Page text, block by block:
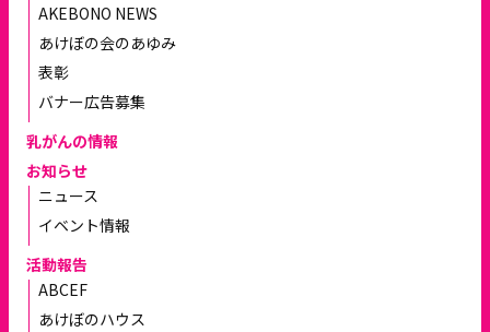
AKEBONO NEWS
あけぼの会のあゆみ
表彰
バナー広告募集
乳がんの情報
お知らせ
ニュース
イベント情報
活動報告
ABCEF
あけぼのハウス